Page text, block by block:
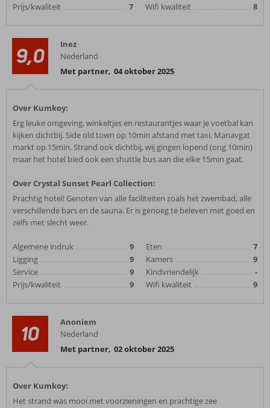
Prijs/kwaliteit
7
Wifi kwaliteit
8
9,0
Inez
Nederland
Met partner, 04 oktober 2025
Over Kumkoy:
Erg leuke omgeving, winkeltjes en restaurantjes waar je voetbal kan
kijken dichtbij. Side old town op 10min afstand met taxi, Manavgat
markt op 15min. Strand ook dichtbij, wij gingen lopend (ong 10min)
maar het hotel bied ook een shuttle bus aan die elke 15min gaat.
Over Crystal Sunset Pearl Collection:
Prachtig hotel! Genoten van alle faciliteiten zoals het zwembad, alle
verschillende bars en de sauna. Er is genoeg te beleven met goed en
zelfs met slecht weer.
Algemene indruk
9
Ligging
9
Service
9
Prijs/kwaliteit
9
Eten
7
Kamers
9
Kindvriendelijk
-
Wifi kwaliteit
9
10
Anoniem
Nederland
Met partner, 02 oktober 2025
Over Kumkoy:
Het strand was mooi met voorzieningen en prachtige zee